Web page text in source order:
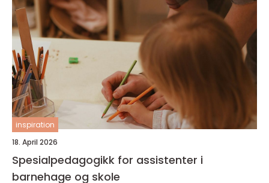
inspiration
18. April 2026
Spesialpedagogikk for assistenter i
barnehage og skole